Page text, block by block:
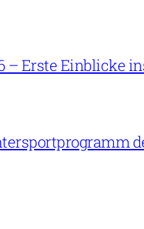
– Erste Einblicke